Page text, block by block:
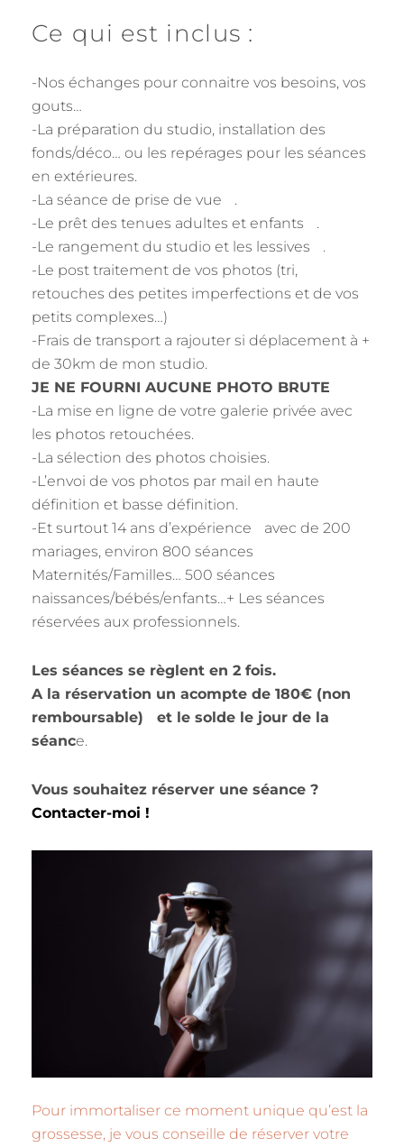
Ce qui est inclus :
-Nos échanges pour connaitre vos besoins, vos
gouts…
-La préparation du studio, installation des
fonds/déco… ou les repérages pour les séances
en extérieures.
-La séance de prise de vue .
-Le prêt des tenues adultes et enfants .
-Le rangement du studio et les lessives .
-Le post traitement de vos photos (tri,
retouches des petites imperfections et de vos
petits complexes…)
-Frais de transport a rajouter si déplacement à +
de 30km de mon studio.
JE NE FOURNI AUCUNE PHOTO BRUTE
-La mise en ligne de votre galerie privée avec
les photos retouchées.
-La sélection des photos choisies.
-L’envoi de vos photos par mail en haute
définition et basse définition.
-Et surtout 14 ans d’expérience avec de 200
mariages, environ 800 séances
Maternités/Familles… 500 séances
naissances/bébés/enfants…+ Les séances
réservées aux professionnels.
Les séances se règlent en 2 fois.
A la réservation un acompte de 180€ (non
remboursable) et le solde le jour de la
séance.
Vous souhaitez réserver une séance ?
Contacter-moi !
Pour immortaliser ce moment unique qu’est la
grossesse, je vous conseille de réserver votre